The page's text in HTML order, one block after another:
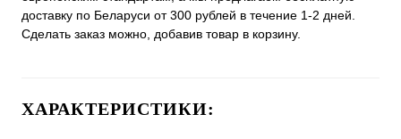
доставку по Беларуси от 300 рублей в течение 1-2 дней.
Сделать заказ можно, добавив товар в корзину.
ХАРАКТЕРИСТИКИ: